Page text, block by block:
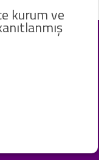
kurum ve